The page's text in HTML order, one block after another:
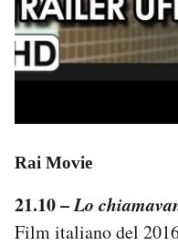
Rai Movie
21.10 –Lo
Film italiano del